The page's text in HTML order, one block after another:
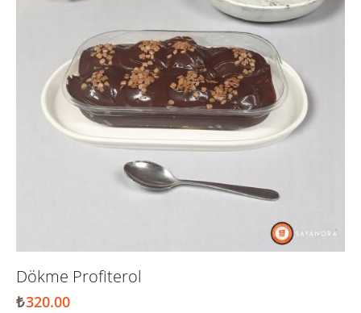
Dökme Profiterol
₺320.00